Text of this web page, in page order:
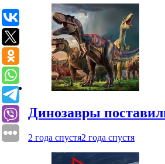
Динозавры
2 года спустя2 года спустя